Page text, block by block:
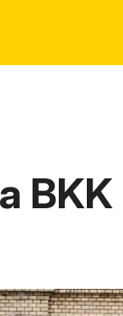
BKK